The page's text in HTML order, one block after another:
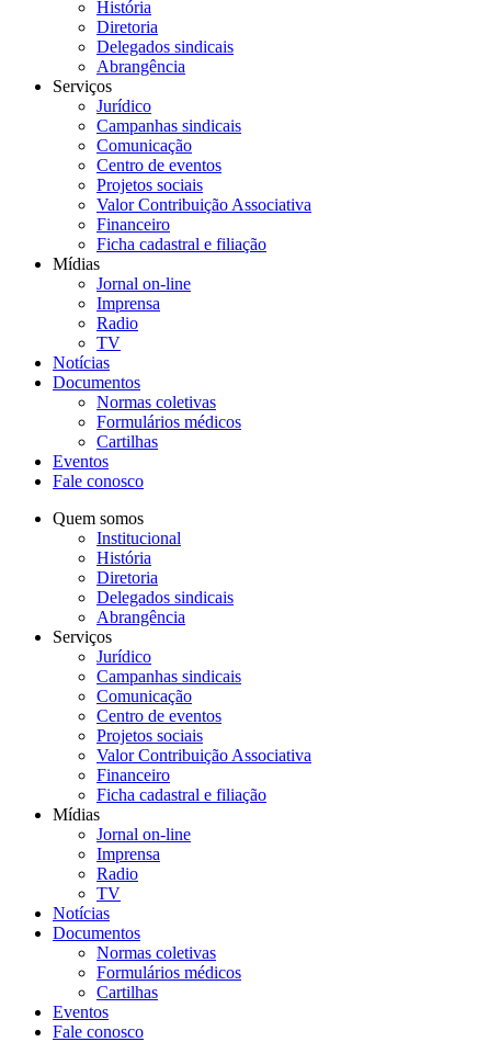
História
Diretoria
Delegados sindicais
Abrangência
Serviços
Jurídico
Campanhas sindicais
Comunicação
Centro de eventos
Projetos sociais
Valor Contribuição Associativa
Financeiro
Ficha cadastral e filiação
Mídias
Jornal on-line
Imprensa
Radio
TV
Notícias
Documentos
Normas coletivas
Formulários médicos
Cartilhas
Eventos
Fale conosco
Quem somos
Institucional
História
Diretoria
Delegados sindicais
Abrangência
Serviços
Jurídico
Campanhas sindicais
Comunicação
Centro de eventos
Projetos sociais
Valor Contribuição Associativa
Financeiro
Ficha cadastral e filiação
Mídias
Jornal on-line
Imprensa
Radio
TV
Notícias
Documentos
Normas coletivas
Formulários médicos
Cartilhas
Eventos
Fale conosco